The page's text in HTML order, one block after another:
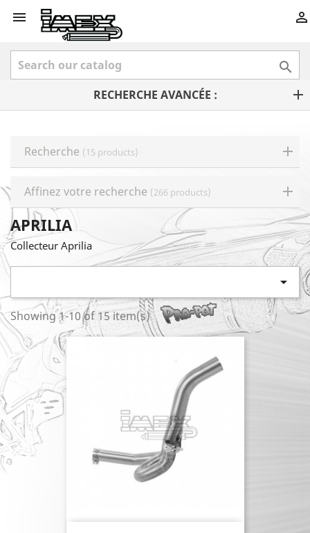
 

RECHERCHE AVANCÉE :
Recherche (15 products)
Affinez votre recherche (266 products)
APRILIA
Collecteur Aprilia

Showing 1-10 of 15 item(s)